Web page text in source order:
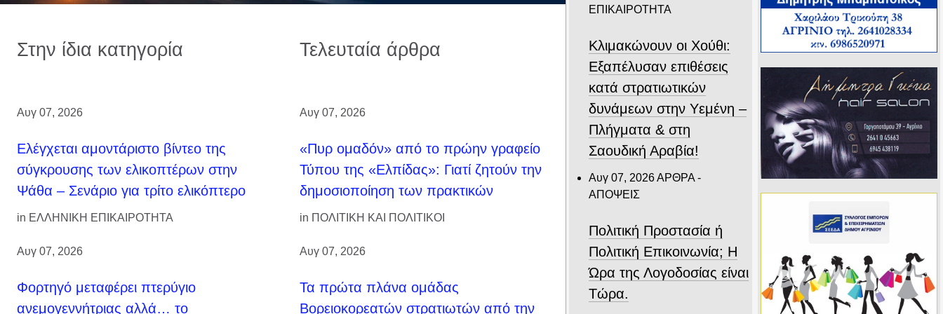
Στην ίδια κατηγορία
Αυγ 07, 2026
Ελέγχεται αμοντάριστο βίντεο της
σύγκρουσης των ελικοπτέρων στην
Ψάθα – Σενάριο για τρίτο ελικόπτερο
in ΕΛΛΗΝΙΚΗ ΕΠΙΚΑΙΡΟΤΗΤΑ
Αυγ 07, 2026
Φορτηγό μεταφέρει πτερύγιο
ανεμογεννήτριας αλλά… το
Τελευταία άρθρα
Αυγ 07, 2026
«Πυρ ομαδόν» από το πρώην γραφείο
Τύπου της «Ελπίδας»: Γιατί ζητούν την
δημοσιοποίηση των πρακτικών
in ΠΟΛΙΤΙΚΗ ΚΑΙ ΠΟΛΙΤΙΚΟΙ
Αυγ 07, 2026
Τα πρώτα πλάνα ομάδας
Βορειοκορεατών στρατιωτών από την
ΕΠΙΚΑΙΡΟΤΗΤΑ
Κλιμακώνουν οι Χούθι:
Eξαπέλυσαν επιθέσεις
κατά στρατιωτικών
δυνάμεων στην Υεμένη –
Πλήγματα & στη
Σαουδική Αραβία!
Αυγ 07, 2026ΑΡΘΡΑ -
ΑΠΟΨΕΙΣ
Πολιτική Προστασία ή
Πολιτική Επικοινωνία; Η
Ώρα της Λογοδοσίας είναι
Τώρα.